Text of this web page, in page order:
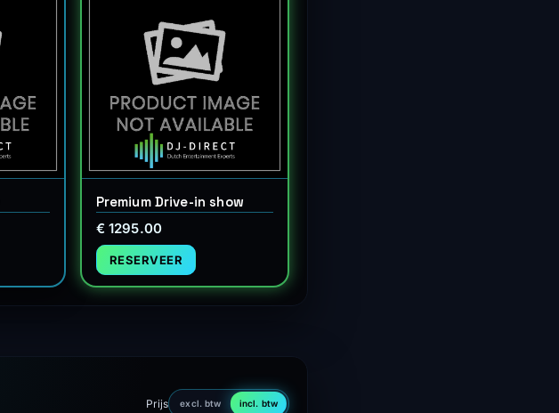
Premium Drive-in show
€ 1295.00
RESERVEER
Prijs excl. btw incl. btw